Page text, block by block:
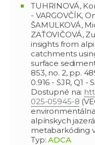
TUHRINOVÁ,
- VARGOVČÍK,
ŠAMULKOVÁ,
ZAŤOVIČOVÁ,
insights from
catchments
surface
853, no. 2, pp.
0.916 - SJR, Q1 -
Dostupné na:
025-05945-8
alpínskych
metabarkóding
Typ:ADCA